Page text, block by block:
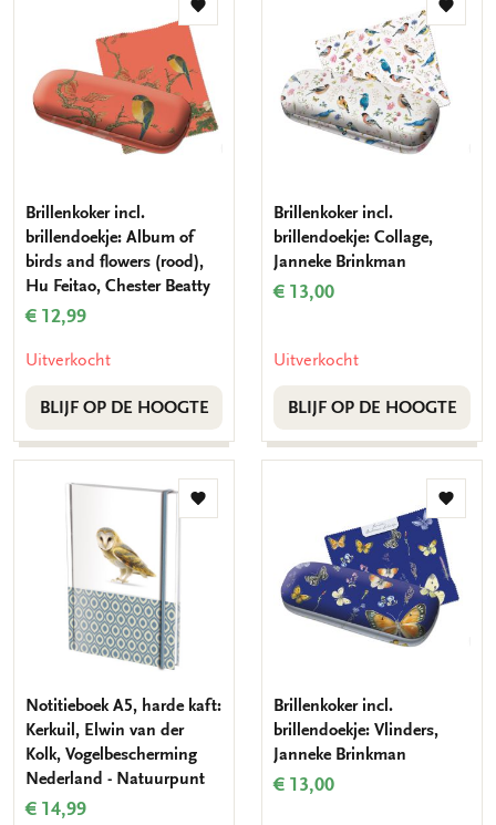
Toevoegen
verlanglijst
Brillenkoker incl.
brillendoekje: Album of
birds and flowers (rood),
Hu Feitao, Chester Beatty
€ 12,99
Uitverkocht
BLIJF OP DE HOOGTE
Brillenkoker incl.
brillendoekje: Collage,
Janneke Brinkman
€ 13,00
Uitverkocht
BLIJF OP DE HOOGTE
Toevoegen
Notitieboek A5, harde kaft:
Kerkuil, Elwin van der
Kolk, Vogelbescherming
Nederland - Natuurpunt
€ 14,99
Brillenkoker incl.
brillendoekje: Vlinders,
Janneke Brinkman
€ 13,00